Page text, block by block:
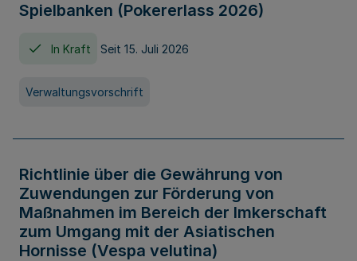
Spielbanken (Pokererlass 2026)
In Kraft Seit 15. Juli 2026
Verwaltungsvorschrift
Richtlinie über die Gewährung von
Zuwendungen zur Förderung von
Maßnahmen im Bereich der Imkerschaft
zum Umgang mit der Asiatischen
Hornisse (Vespa velutina)